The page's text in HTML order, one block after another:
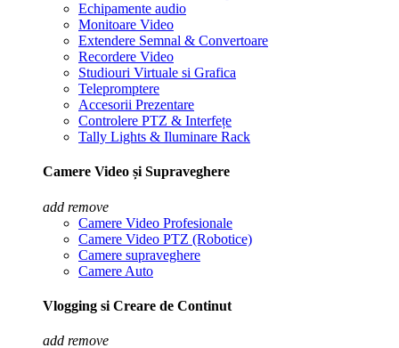
Echipamente audio
Monitoare Video
Extendere Semnal & Convertoare
Recordere Video
Studiouri Virtuale si Grafica
Telepromptere
Accesorii Prezentare
Controlere PTZ & Interfețe
Tally Lights & Iluminare Rack
Camere Video și Supraveghere
add remove
Camere Video Profesionale
Camere Video PTZ (Robotice)
Camere supraveghere
Camere Auto
Vlogging si Creare de Continut
add remove